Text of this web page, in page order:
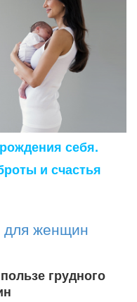
себя.
и счастья
для женщин
грудного